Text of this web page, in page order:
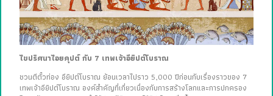
ไขปริศนาไอยคุปต์ กับ 7 เทพเจ้าอียิปต์โบราณ
ชวนตีตั๋วท่อง อียิปต์โบราณ ย้อนเวลาไปราว 5,000 ปีก่อนกับเรื่องราวของ 7
เทพเจ้าอียิปต์โบราณ องค์สำคัญที่เกี่ยวเนื่องกับการสร้างโลกและการปกครอง